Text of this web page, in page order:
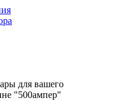
для вашего
"500ампер"